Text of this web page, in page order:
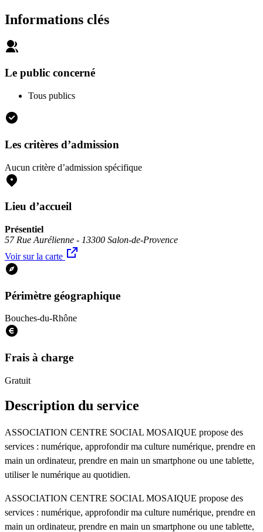
Informations clés
Le public concerné
Tous publics
Les critères d’admission
Aucun critère d’admission spécifique
Lieu d’accueil
Présentiel
57 Rue Aurélienne - 13300 Salon-de-Provence
Voir sur la carte
Périmètre géographique
Bouches-du-Rhône
Frais à charge
Gratuit
Description du service
ASSOCIATION CENTRE SOCIAL MOSAIQUE propose des
services : numérique, approfondir ma culture numérique, prendre en
main un ordinateur, prendre en main un smartphone ou une tablette,
utiliser le numérique au quotidien.
ASSOCIATION CENTRE SOCIAL MOSAIQUE propose des
services : numérique, approfondir ma culture numérique, prendre en
main un ordinateur, prendre en main un smartphone ou une tablette,